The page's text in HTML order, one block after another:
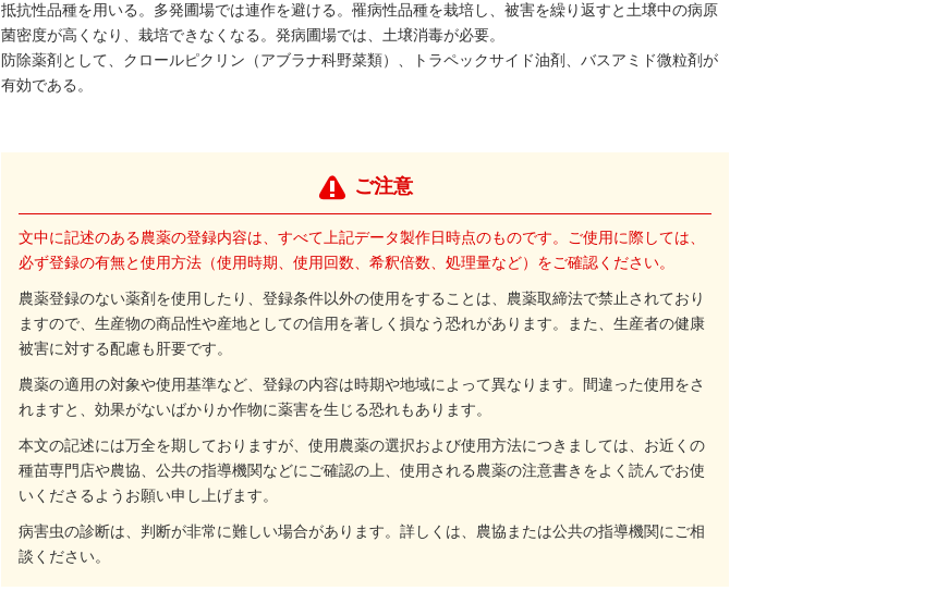
抵抗性品種を用いる。多発圃場では連作を避ける。罹病性品種を栽培し、被害を繰り返すと土壌中の病原
菌密度が高くなり、栽培できなくなる。発病圃場では、土壌消毒が必要。
防除薬剤として、クロールピクリン（アブラナ科野菜類）、トラペックサイド油剤、バスアミド微粒剤が
有効である。
ご注意
文中に記述のある農薬の登録内容は、すべて上記データ製作日時点のものです。ご使用に際しては、
必ず登録の有無と使用方法（使用時期、使用回数、希釈倍数、処理量など）をご確認ください。
農薬登録のない薬剤を使用したり、登録条件以外の使用をすることは、農薬取締法で禁止されており
ますので、生産物の商品性や産地としての信用を著しく損なう恐れがあります。また、生産者の健康
被害に対する配慮も肝要です。
農薬の適用の対象や使用基準など、登録の内容は時期や地域によって異なります。間違った使用をさ
れますと、効果がないばかりか作物に薬害を生じる恐れもあります。
本文の記述には万全を期しておりますが、使用農薬の選択および使用方法につきましては、お近くの
種苗専門店や農協、公共の指導機関などにご確認の上、使用される農薬の注意書きをよく読んでお使
いくださるようお願い申し上げます。
病害虫の診断は、判断が非常に難しい場合があります。詳しくは、農協または公共の指導機関にご相
談ください。